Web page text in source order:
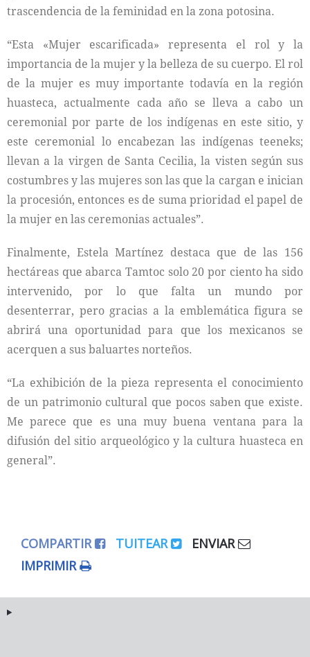
trascendencia de la feminidad en la zona potosina.
“Esta «Mujer escarificada» representa el rol y la
importancia de la mujer y la belleza de su cuerpo. El rol
de la mujer es muy importante todavía en la región
huasteca, actualmente cada año se lleva a cabo un
ceremonial por parte de los indígenas en este sitio, y
este ceremonial lo encabezan las indígenas teeneks;
llevan a la virgen de Santa Cecilia, la visten según sus
costumbres y las mujeres son las que la cargan e inician
la procesión, entonces es de suma prioridad el papel de
la mujer en las ceremonias actuales”.
Finalmente, Estela Martínez destaca que de las 156
hectáreas que abarca Tamtoc solo 20 por ciento ha sido
intervenido, por lo que falta un mundo por
desenterrar, pero gracias a la emblemática figura se
abrirá una oportunidad para que los mexicanos se
acerquen a sus baluartes norteños.
“La exhibición de la pieza representa el conocimiento
de un patrimonio cultural que pocos saben que existe.
Me parece que es una muy buena ventana para la
difusión del sitio arqueológico y la cultura huasteca en
general”.
COMPARTIR TUITEAR
ENVIAR
IMPRIMIR